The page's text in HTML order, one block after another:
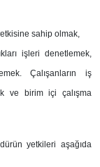
sahip olmak,
işleri denetlemek,
Çalışanların iş
ve birim içi çalışma
yetkileri aşağıda